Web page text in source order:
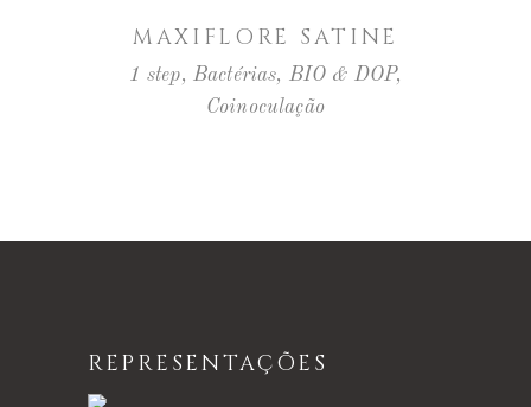
MAXIFLORE SATINE
1 step, Bactérias, BIO & DOP,
Coinoculação
REPRESENTAÇÕES